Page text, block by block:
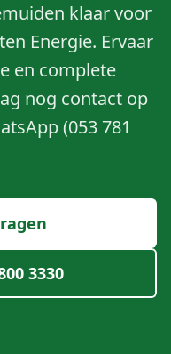
klaar voor
Energie. Ervaar
en complete
nog contact op
(053 781
3330